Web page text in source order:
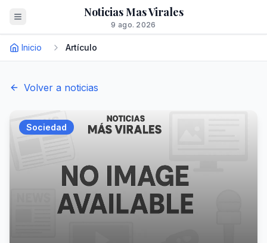
Noticias Mas Virales
9 ago. 2026
Inicio Artículo
Volver a noticias
Sociedad